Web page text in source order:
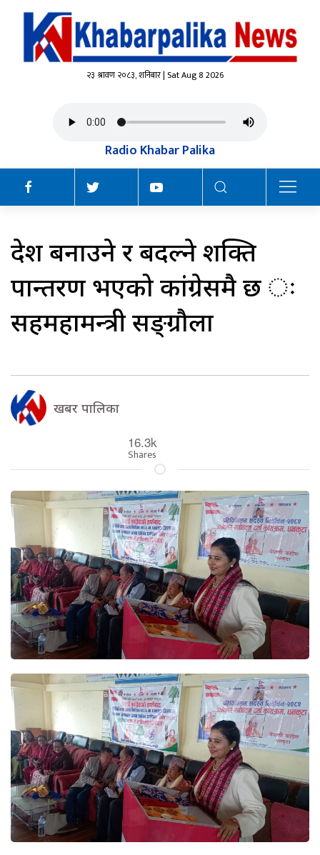
२३ श्रावण २०८३, शनिबार | Sat Aug 8 2026
Radio Khabar Palika
देश बनाउने र बदल्ने शक्ति
रूपान्तरण भएको कांग्रेसमै छ ः
सहमहामन्त्री सङ्ग्रौला
खबर पालिका
16.3k
Shares